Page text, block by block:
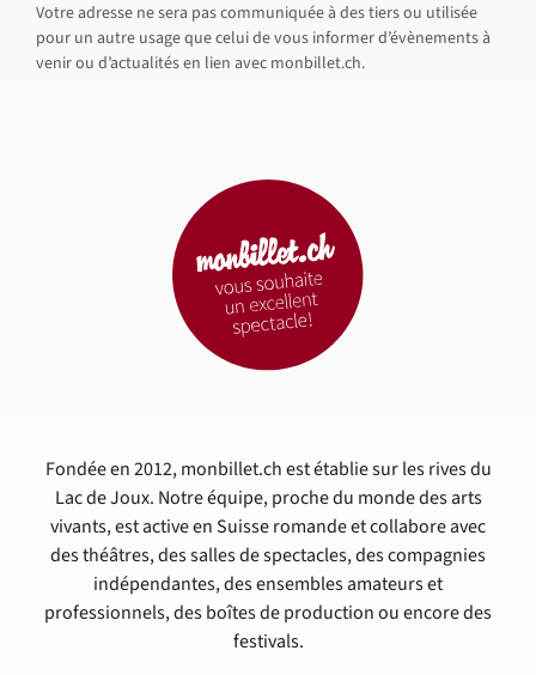
Fondée en 2012, monbillet.ch est établie sur les rives du
Lac de Joux. Notre équipe, proche du monde des arts
vivants, est active en Suisse romande et collabore avec
des théâtres, des salles de spectacles, des compagnies
indépendantes, des ensembles amateurs et
professionnels, des boîtes de production ou encore des
festivals.
Votre adresse ne sera pas communiquée à des tiers ou utilisée
pour un autre usage que celui de vous informer d’évènements à
venir ou d’actualités en lien avec monbillet.ch.